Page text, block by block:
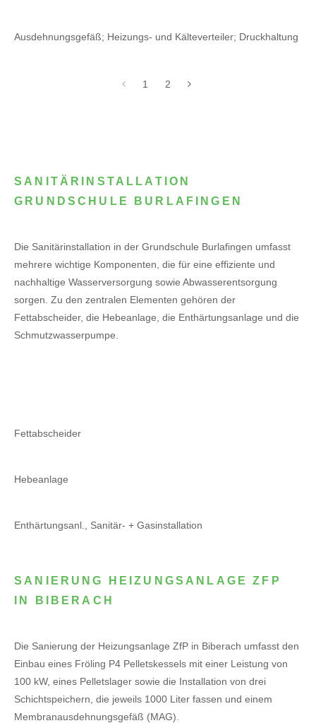
Ausdehnungsgefäß; Heizungs- und Kälteverteiler; Druckhaltung
1 2
SANITÄRINSTALLATION
GRUNDSCHULE BURLAFINGEN
Die Sanitärinstallation in der Grundschule Burlafingen umfasst
mehrere wichtige Komponenten, die für eine effiziente und
nachhaltige Wasserversorgung sowie Abwasserentsorgung
sorgen. Zu den zentralen Elementen gehören der
Fettabscheider, die Hebeanlage, die Enthärtungsanlage und die
Schmutzwasserpumpe.
Fettabscheider
Hebeanlage
Enthärtungsanl., Sanitär- + Gasinstallation
SANIERUNG HEIZUNGSANLAGE ZFP
IN BIBERACH
Die Sanierung der Heizungsanlage ZfP in Biberach umfasst den
Einbau eines Fröling P4 Pelletskessels mit einer Leistung von
100 kW, eines Pelletslager sowie die Installation von drei
Schichtspeichern, die jeweils 1000 Liter fassen und einem
Membranausdehnungsgefäß (MAG).